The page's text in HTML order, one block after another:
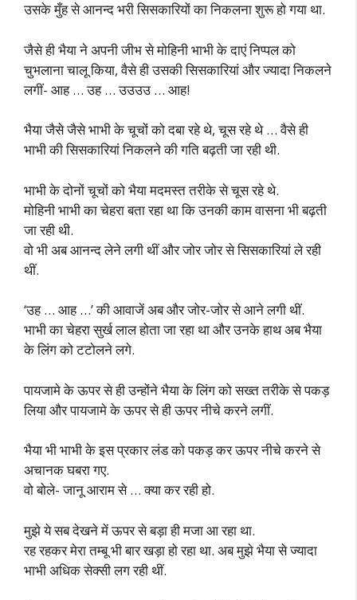
उसके मुँह से आनन्द भरी सिसकारियों का निकलना शुरू हो गया था.
जैसे ही भैया ने अपनी जीभ से मोहिनी भाभी के दाएं निप्पल को
चुभलाना चालू किया, वैसे ही उसकी सिसकारियां और ज्यादा निकलने
लगीं- आह … उह … उउउउ … आह!
भैया जैसे जैसे भाभी के चूचों को दबा रहे थे, चूस रहे थे … वैसे ही
भाभी की सिसकारियां निकलने की गति बढ़ती जा रही थी.
भाभी के दोनों चूचों को भैया मदमस्त तरीके से चूस रहे थे.
मोहिनी भाभी का चेहरा बता रहा था कि उनकी काम वासना भी बढ़ती
जा रही थी.
वो भी अब आनन्द लेने लगी थीं और जोर जोर से सिसकारियां ले रही
थीं.
‘उह … आह …’ की आवाजें अब और जोर-जोर से आने लगी थीं.
भाभी का चेहरा सुर्ख लाल होता जा रहा था और उनके हाथ अब भैया
के लिंग को टटोलने लगे.
पायजामे के ऊपर से ही उन्होंने भैया के लिंग को सख्त तरीके से पकड़
लिया और पायजामे के ऊपर से ही ऊपर नीचे करने लगीं.
भैया भी भाभी के इस प्रकार लंड को पकड़ कर ऊपर नीचे करने से
अचानक घबरा गए.
वो बोले- जानू आराम से … क्या कर रही हो.
मुझे ये सब देखने में ऊपर से बड़ा ही मजा आ रहा था.
रह रहकर मेरा तम्बू भी बार खड़ा हो रहा था. अब मुझे भैया से ज्यादा
भाभी अधिक सेक्सी लग रही थीं.